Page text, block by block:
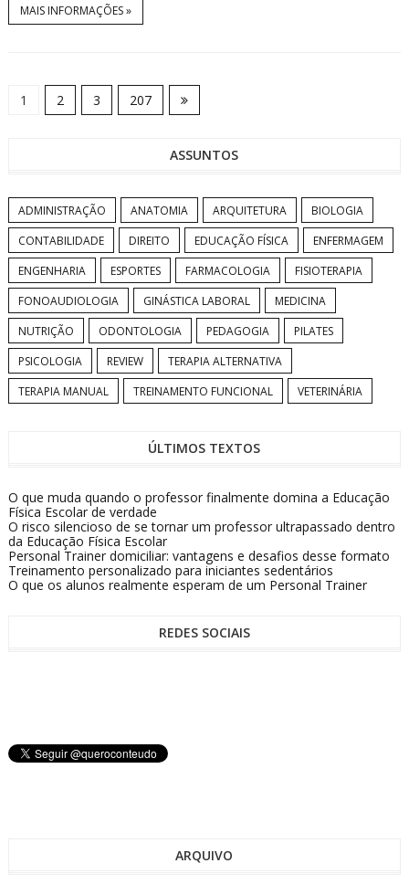
MAIS INFORMAÇÕES »
1 2 3 207
ASSUNTOS
ADMINISTRAÇÃO ANATOMIA ARQUITETURA
BIOLOGIA
CONTABILIDADE
DIREITO EDUCAÇÃO FÍSICA
ENFERMAGEM
ENGENHARIA
ESPORTES FARMACOLOGIA
FISIOTERAPIA
FONOAUDIOLOGIA
GINÁSTICA LABORAL
MEDICINA
NUTRIÇÃO
ODONTOLOGIA PEDAGOGIA
PILATES
PSICOLOGIA
REVIEW
TERAPIA ALTERNATIVA
TERAPIA MANUAL
TREINAMENTO FUNCIONAL VETERINÁRIA
ÚLTIMOS TEXTOS
O que muda quando o professor finalmente domina a Educação
Física Escolar de verdade
O risco silencioso de se tornar um professor ultrapassado dentro
da Educação Física Escolar
Personal Trainer domiciliar: vantagens e desafios desse formato
Treinamento personalizado para iniciantes sedentários
O que os alunos realmente esperam de um Personal Trainer
REDES SOCIAIS
ARQUIVO